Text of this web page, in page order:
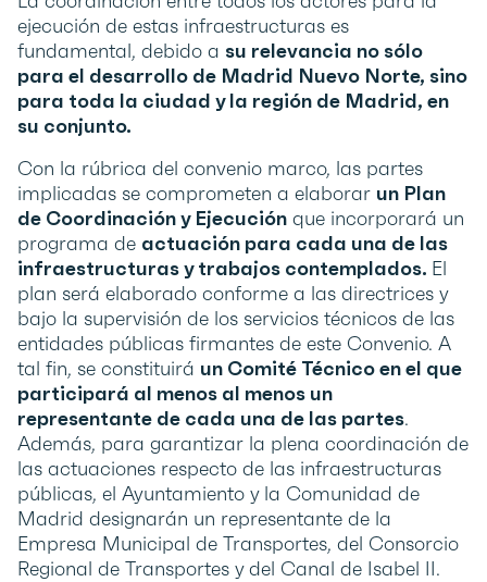
ejecución de estas infraestructuras es
fundamental, debido a su relevancia no sólo
para el desarrollo de Madrid Nuevo Norte, sino
para toda la ciudad y la región de Madrid, en
su conjunto.
Con la rúbrica del convenio marco, las partes
implicadas se comprometen a elaborar un Plan
de Coordinación y Ejecución que incorporará un
programa de actuación para cada una de las
infraestructuras y trabajos contemplados. El
plan será elaborado conforme a las directrices y
bajo la supervisión de los servicios técnicos de las
entidades públicas firmantes de este Convenio. A
tal fin, se constituirá un Comité Técnico en el que
participará al menos al menos un
representante de cada una de las partes.
Además, para garantizar la plena coordinación de
las actuaciones respecto de las infraestructuras
públicas, el Ayuntamiento y la Comunidad de
Madrid designarán un representante de la
Empresa Municipal de Transportes, del Consorcio
Regional de Transportes y del Canal de Isabel II.